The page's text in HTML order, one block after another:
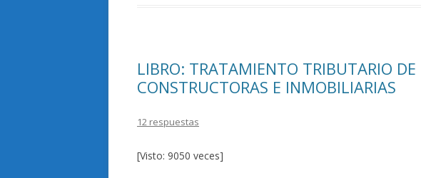
k r
LIBRO: TRATAMIENTO TRIBUTARIO DE
CONSTRUCTORAS E INMOBILIARIAS
12 respuestas
[Visto: 9050 veces]